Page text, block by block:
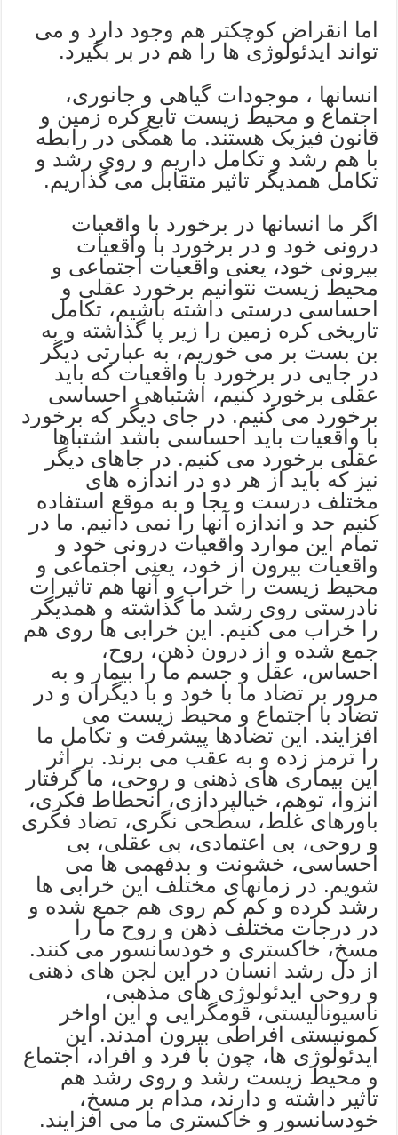
اما انقراض کوچکتر هم وجود دارد و می
تواند ایدئولوژی ها را هم در بر بگیرد.
انسانها ، موجودات گیاهی و جانوری،
اجتماع و محیط زیست تابع کره زمین و
قانون فیزیک هستند. ما همگی در رابطه
با هم رشد و تکامل داریم و روی رشد و
تکامل همدیگر تاثیر متقابل می گذاریم.
اگر ما انسانها در برخورد با واقعیات
درونی خود و در برخورد با واقعیات
بیرونی خود، یعنی واقعیات اجتماعی و
محیط زیست نتوانیم برخورد عقلی و
احساسی درستی داشته باشیم، تکامل
تاريخی کره زمین را زیر پا گذاشته و به
بن بست بر می خوریم، به عبارتی دیگر
در جایی در برخورد با واقعیات که باید
عقلی برخورد کنیم، اشتباهی احساسی
برخورد می کنیم. در جای دیگر که برخورد
با واقعیات باید احساسی باشد اشتباها
عقلی برخورد می کنیم. در جاهای دیگر
نیز که باید از هر دو در اندازه های
مختلف درست و بجا و به موقع استفاده
کنیم حد و اندازه آنها را نمی دانیم. ما در
تمام این موارد واقعیات درونی خود و
واقعیات بیرون از خود، یعنی اجتماعی و
محیط زیست را خراب و آنها هم تاثیرات
نادرستی روی رشد ما گذاشته و همدیگر
را خراب می کنیم. این خرابی ها روی هم
جمع شده و از درون ذهن، روح،
احساس، عقل و جسم ما را بیمار و به
مرور بر تضاد ما با خود و با دیگران و در
تضاد با اجتماع و محیط زیست می
افزایند. این تضادها پیشرفت و تکامل ما
را ترمز زده و به عقب می برند. بر اثر
این بیماری های ذهنی و روحی، ما گرفتار
انزوا، توهم، خیالپردازی، انحطاط فکری،
باورهای غلط، سطحی نگری، تضاد فکری
و روحی، بی اعتمادی، بی عقلی، بی
احساسی، خشونت و بدفهمی ها می
شویم. در زمانهای مختلف این خرابی ها
رشد کرده و کم کم روی هم جمع شده و
در درجات مختلف ذهن و روح ما را
مسخ، خاکستری و خودسانسور می کنند.
از دل رشد انسان در این لجن های ذهنی
و روحی ایدئولوژی های مذهبی،
ناسیونالیستی، قومگرایی و این اواخر
کمونیستی افراطی بیرون آمدند. این
ایدئولوژی ها، چون با فرد و افراد، اجتماع
و محیط زیست رشد و روی رشد هم
تاثیر داشته و دارند، مدام بر مسخ،
خودسانسور و خاکستری ما می افزایند.